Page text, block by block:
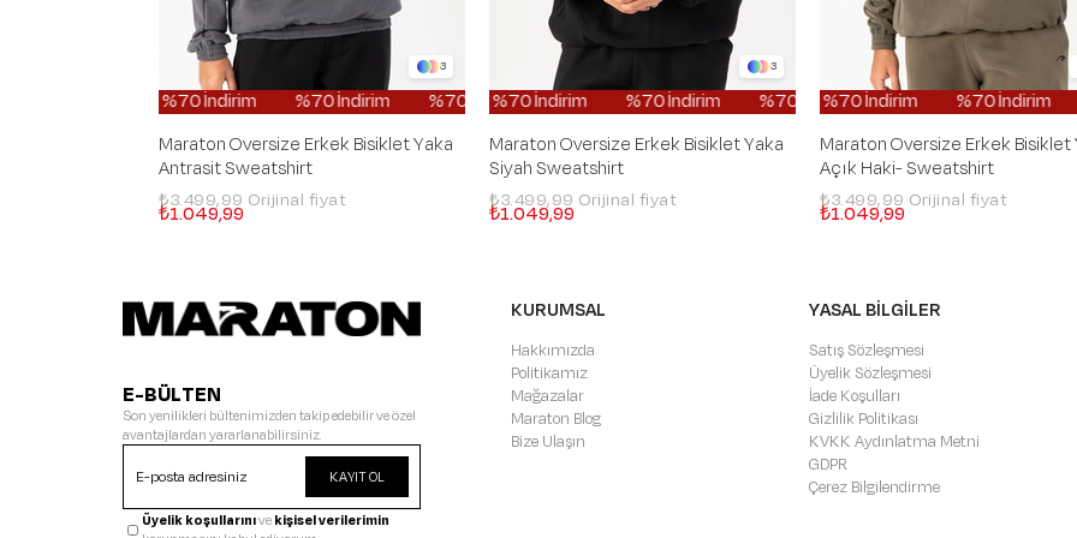
3
%70 İndirim %70 İndirim %70 İndirim %70 İndirim %70 İndirim %70 İndirim %70 İndirim %70
Maraton Oversize Erkek Bisiklet Yaka
Antrasit Sweatshirt
₺1.049,99
₺3.499,99
3
%70 İndirim %70 İndirim %70 İndirim %70 İndirim %70 İndirim
Maraton Oversize Erkek Bisiklet Yaka
Siyah Sweatshirt
₺1.049,99
₺3.499,99
%70 İndirim %70 İndirim %70
Maraton Oversize Erkek Bisiklet
Açık Haki- Sweatshirt
₺1.049,99
₺3.499,99
E-BÜLTEN
Son yenilikleri bültenimizden takip edebilir ve özel
avantajlardan yararlanabilirsiniz.
KAYIT OL
Üyelik koşullarınıvekişisel verilerimin
KURUMSAL
Hakkımızda
Politikamız
Mağazalar
Maraton Blog
Bize Ulaşın
YASAL BİLGİLER
Satış Sözleşmesi
Üyelik Sözleşmesi
İade Koşulları
Gizlilik Politikası
KVKK Aydınlatma Metni
GDPR
Çerez Bilgilendirme